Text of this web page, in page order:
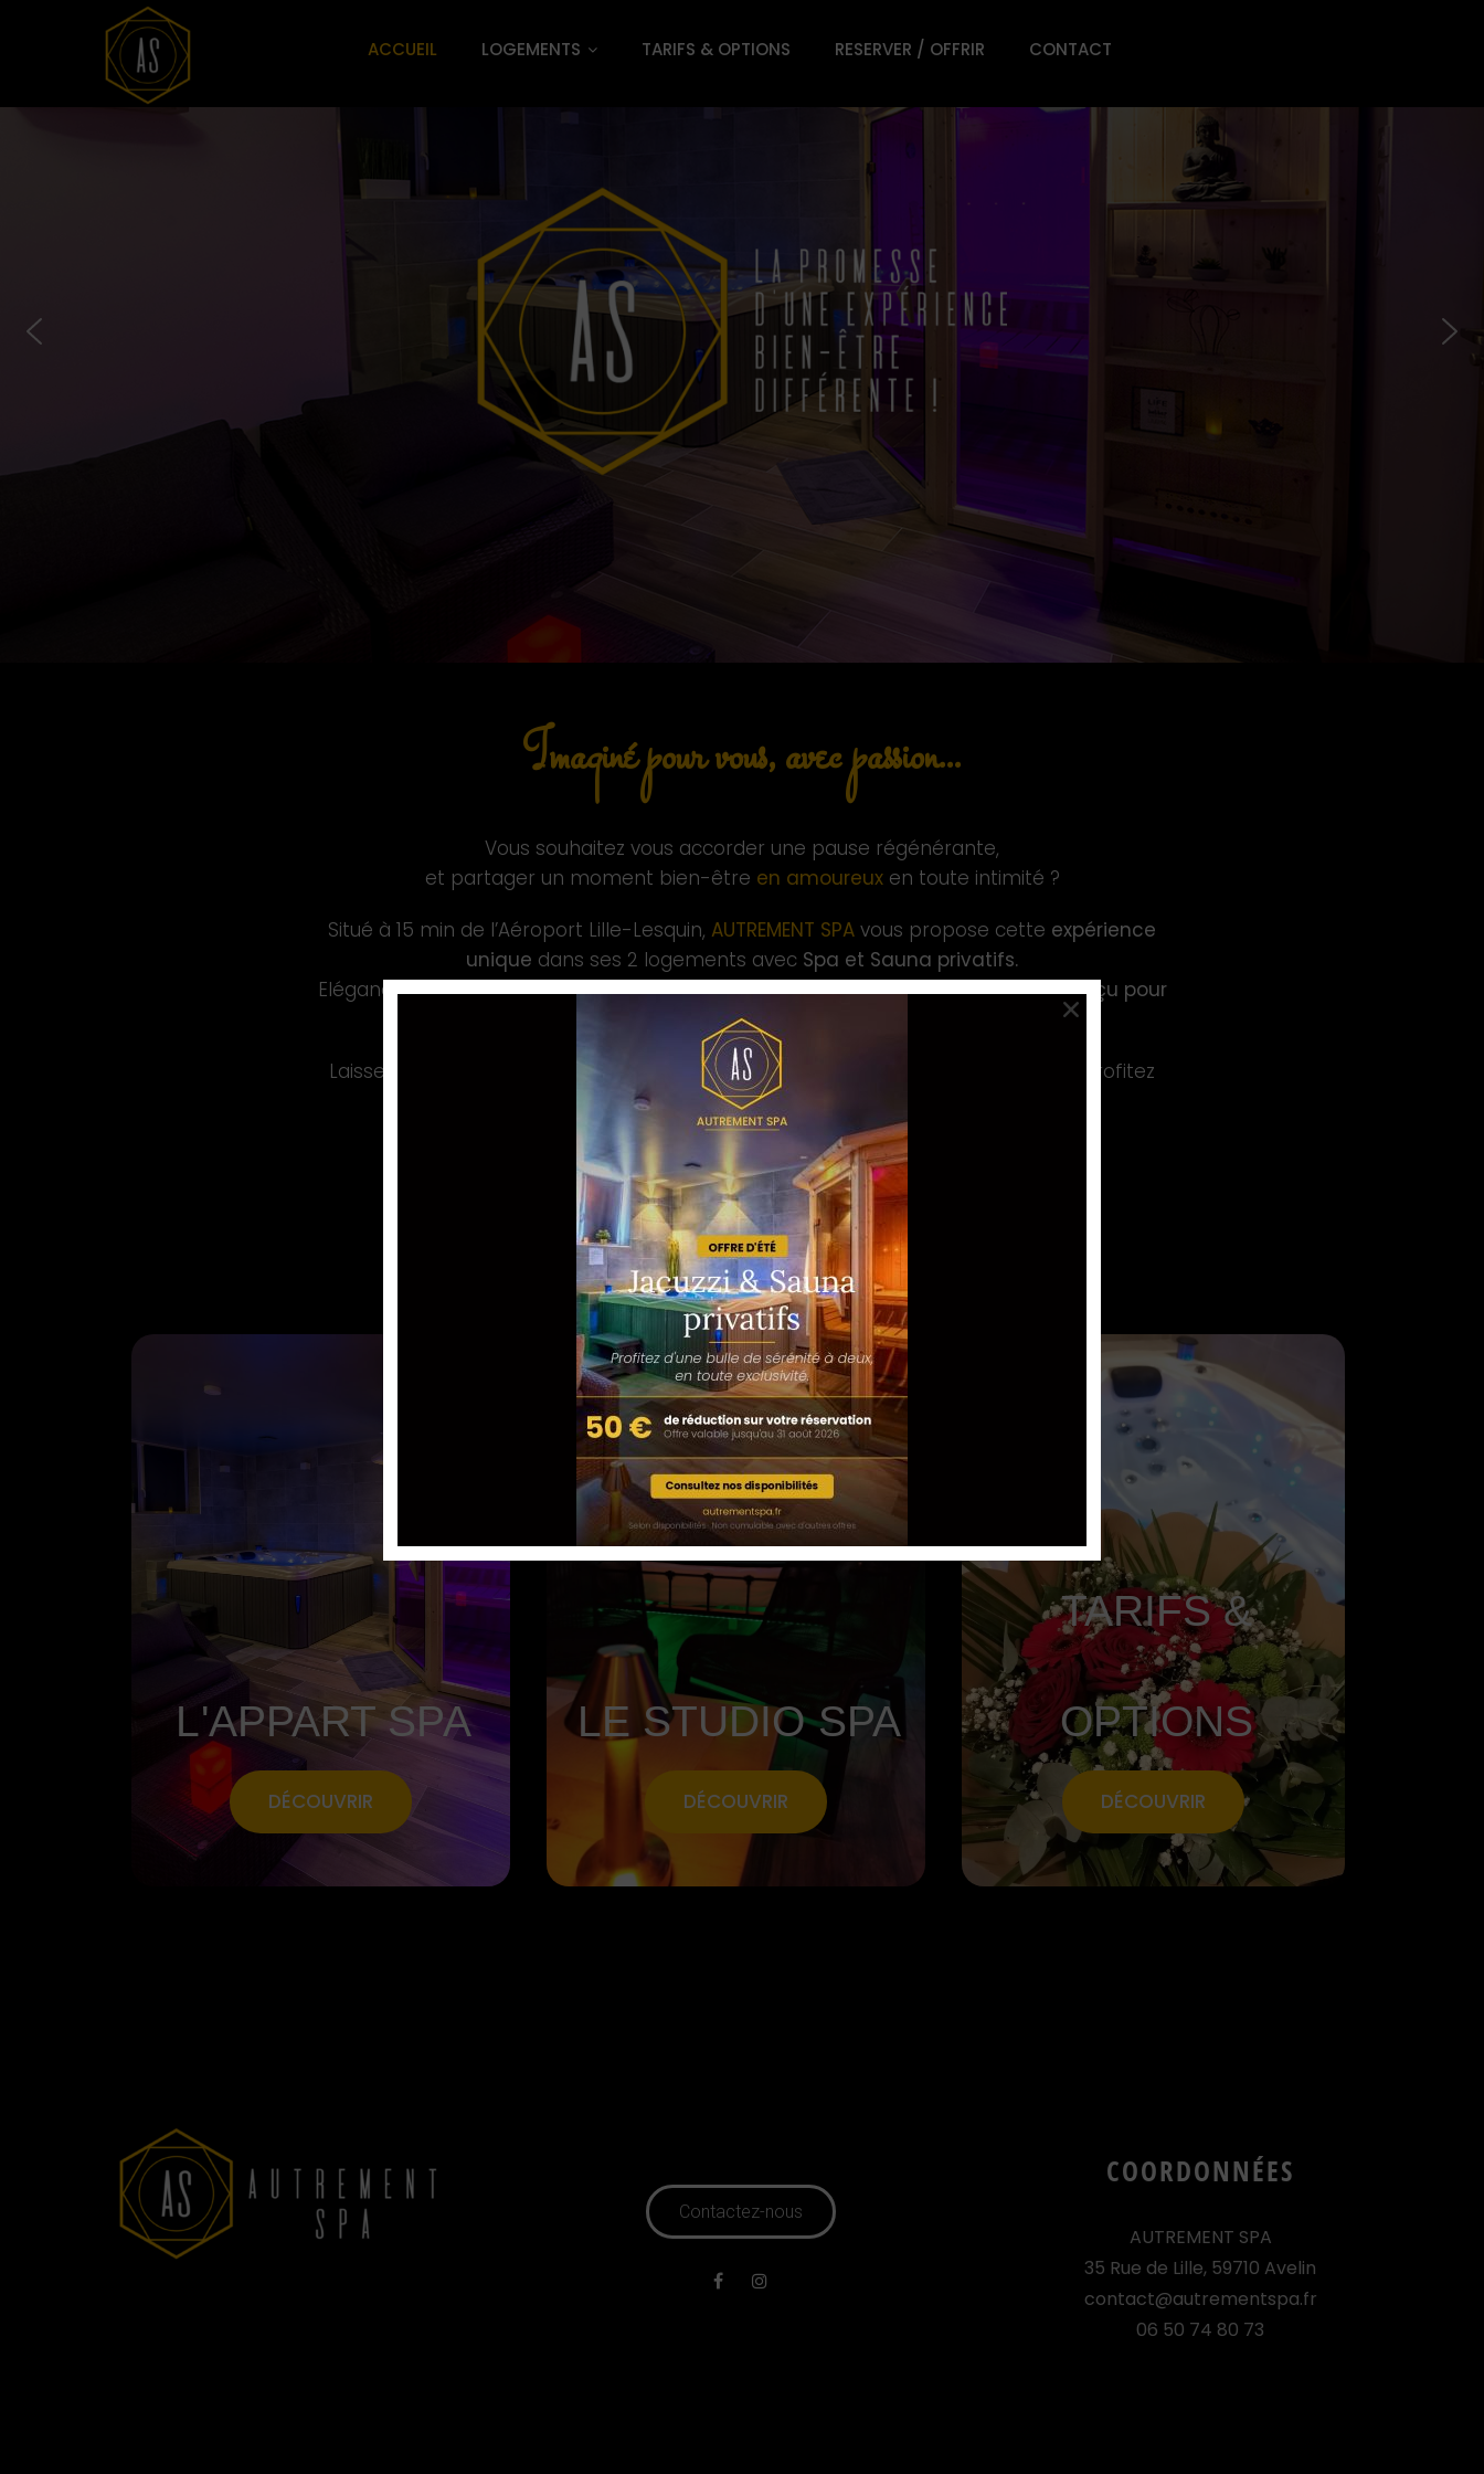
ACCUEIL LOGEMENTS TARIFS & OPTIONS RESERVER / OFFRIR CONTACT
Imaginé pour vous, avec passion...
Vous souhaitez vous accorder une pause régénérante,
et partager un moment bien-être en amoureuxen toute intimité ?
Situé à 15 min de l’Aéroport Lille-Lesquin, AUTREMENT SPA vous propose cette expérience
unique dans ses 2 logements avec Spa et Sauna privatifs.
Elégance, qualité, et évasion sont les maîtres-mots de ce concept imaginé etconçu pour
dans les moindres détails.
Laissez-vous tenter par ce moment de déconnexion
et de détente absolue, et profitez
pleinement d’hébergements d’exception pour une nuit inoubliable !
RÉSERVER
L'APPART SPA
DÉCOUVRIR
LE STUDIO SPA
DÉCOUVRIR
TARIFS &
OPTIONS
DÉCOUVRIR
Contactez-nous
COORDONNÉES
AUTREMENT SPA
35 Rue de Lille, 59710 Avelin
contact@autrementspa.fr
06 50 74 80 73